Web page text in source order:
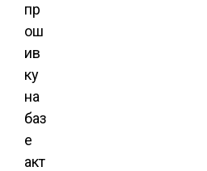
пр
ош
ив
ку
на
баз
е
акт